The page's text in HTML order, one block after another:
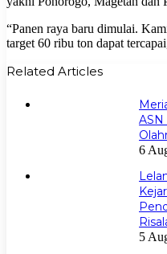
“Panen raya baru dimulai.
target 60 ribu ton dapat
Related Articles
6
5